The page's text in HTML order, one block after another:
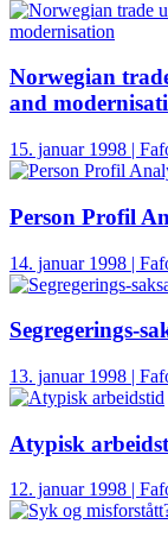
Norwegian
and
15. januar 1998 |
Person Profil
14. januar 1998 |
Segregerings-
13. januar 1998 |
Atypisk
12. januar 1998 |